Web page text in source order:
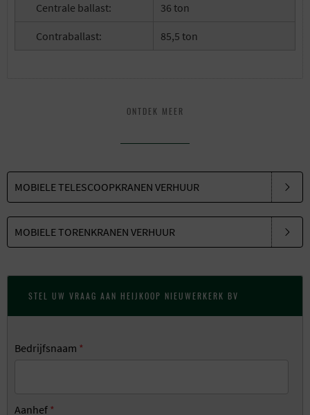
Centrale ballast: 36 ton
Contraballast: 85,5 ton
ONTDEK MEER
MOBIELE TELESCOOPKRANEN VERHUUR
MOBIELE TORENKRANEN VERHUUR
STEL UW VRAAG AAN HEIJKOOP NIEUWERKERK BV
Bedrijfsnaam *
Aanhef *